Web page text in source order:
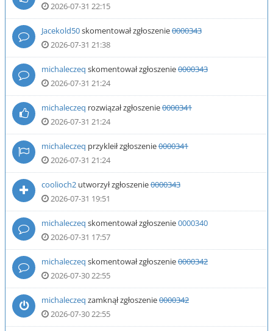
2026-07-31 22:15
Jacekold50skomentował zgłoszenie0000343
2026-07-31 21:38
michaleczeq skomentował zgłoszenie0000343
2026-07-31 21:24
michaleczeq rozwiązał zgłoszenie0000341
2026-07-31 21:24
michaleczeq przykleił zgłoszenie0000341
2026-07-31 21:24
coolioch2 utworzył zgłoszenie0000343
2026-07-31 19:51
michaleczeq skomentował zgłoszenie0000340
2026-07-31 17:57
michaleczeq skomentował zgłoszenie0000342
2026-07-30 22:55
michaleczeq zamknął zgłoszenie0000342
2026-07-30 22:55